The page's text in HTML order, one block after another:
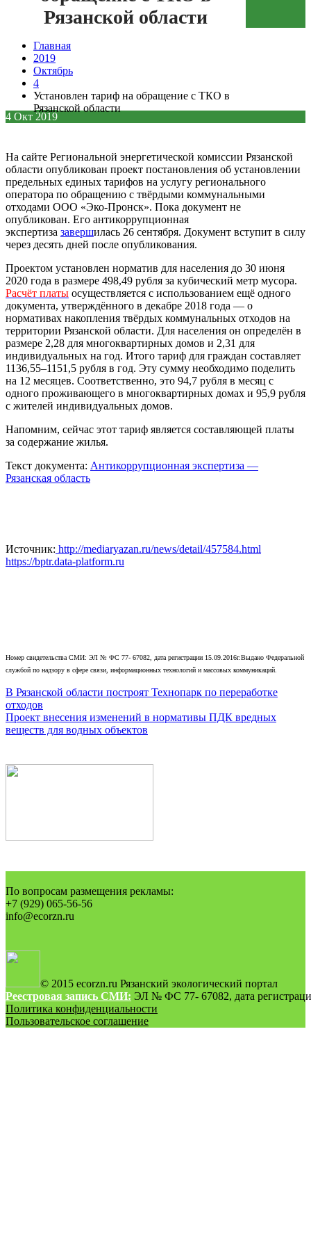
Зеленая кнопка
Рязанской области
Главная
2019
Октябрь
4
Установлен тариф на обращение с ТКО в
Рязанской области
4 Окт 2019
На сайте Региональной энергетической комиссии Рязанской
области опубликован проект постановления об установлении
предельных единых тарифов на услугу регионального
оператора по обращению с твёрдыми коммунальными
отходами ООО «Эко-Пронск». Пока документ не
опубликован. Его антикоррупционная
экспертиза завершилась 26 сентября. Документ вступит в силу
через десять дней после опубликования.
Проектом установлен норматив для населения до 30 июня
2020 года в размере 498,49 рубля за кубический метр мусора.
Расчёт платы осуществляется с использованием ещё одного
документа, утверждённого в декабре 2018 года — о
нормативах накопления твёрдых коммунальных отходов на
территории Рязанской области. Для населения он определён в
размере 2,28 для многоквартирных домов и 2,31 для
индивидуальных на год. Итого тариф для граждан составляет
1136,55–1151,5 рубля в год. Эту сумму необходимо поделить
на 12 месяцев. Соответственно, это 94,7 рубля в месяц с
одного проживающего в многоквартирных домах и 95,9 рубля
с жителей индивидуальных домов.
Напомним, сейчас этот тариф является составляющей платы
за содержание жилья.
Текст документа: Антикоррупционная экспертиза —
Рязанская область
Источник: http://mediaryazan.ru/news/detail/457584.html
https://bptr.data-platform.ru
Номер свидетельства СМИ: ЭЛ № ФС 77- 67082, дата регистрации 15.09.2016г.Выдано Федеральной
службой по надзору в сфере связи, информационных технологий и массовых коммуникаций.
Навигация
по
записям
В Рязанской области построят Технопарк по переработке
отходов
Проект внесения изменений в нормативы ПДК вредных
веществ для водных объектов
По вопросам размещения рекламы:
+7 (929) 065-56-56
info@ecorzn.ru
© 2015 ecorzn.ru Рязанский экологический портал
Реестровая запись СМИ: ЭЛ № ФС 77- 67082, дата
Политика конфиденциальности
Пользовательское соглашение